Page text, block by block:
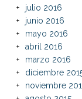
julio 2016
junio 2016
mayo 2016
abril 2016
marzo 2016
diciembre
noviembre